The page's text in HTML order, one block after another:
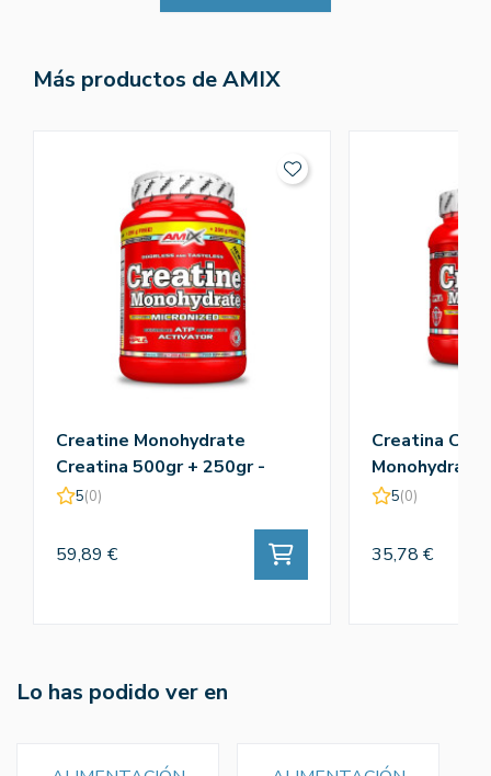
Más productos de AMIX
Creatine Monohydrate
Creatina 500gr + 250gr -
Amix
5(0)
59,89 €
Creatina
Monohydrate
5(0)
35,78 €
Lo has podido ver en